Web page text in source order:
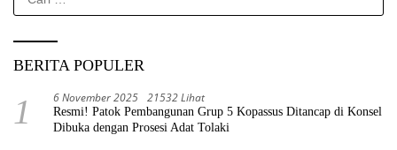
untuk:
BERITA POPULER
1 6 November 2025 21532 Lihat
Resmi! Patok Pembangunan Grup 5 Kopassus Ditancap di Konsel
Dibuka dengan Prosesi Adat Tolaki